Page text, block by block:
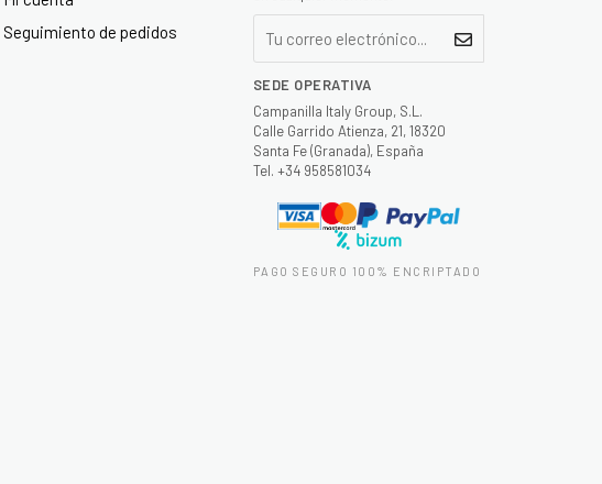
Seguimiento de pedidos
SEDE OPERATIVA
Campanilla Italy Group, S.L.
Calle Garrido Atienza, 21, 18320
Santa Fe (Granada), España
Tel. +34 958581034
PAGO SEGURO 100% ENCRIPTADO